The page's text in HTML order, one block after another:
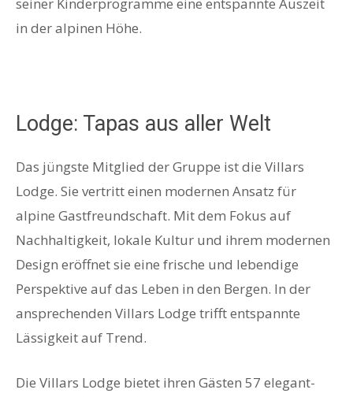
in der alpinen Höhe.
Lodge: Tapas aus aller Welt
Das jüngste Mitglied der Gruppe ist die Villars
Lodge. Sie vertritt einen modernen Ansatz für
alpine Gastfreundschaft. Mit dem Fokus auf
Nachhaltigkeit, lokale Kultur und ihrem modernen
Design eröffnet sie eine frische und lebendige
Perspektive auf das Leben in den Bergen. In der
ansprechenden Villars Lodge trifft entspannte
Lässigkeit auf Trend.
Die Villars Lodge bietet ihren Gästen 57 elegant-